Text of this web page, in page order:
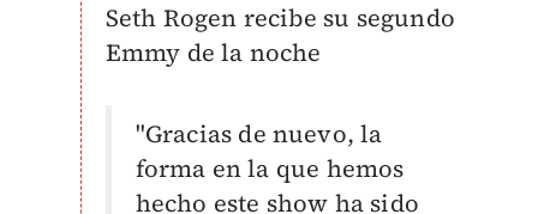
Seth Rogen recibe su segundo
Emmy de la noche
"Gracias de nuevo, la
forma en la que hemos
hecho este show ha sido